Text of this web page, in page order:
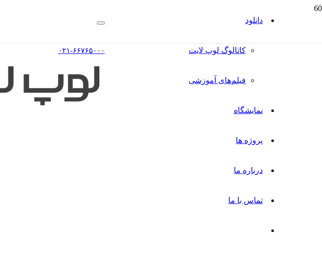
دانلود
کاتالوگ‌ لوپ لایت
فیلم‌های آموزشی
نمایشگاه
پروژه ها
درباره ما
تماس با ما
۰۲۱-۶۶۷۶۵۰۰۰